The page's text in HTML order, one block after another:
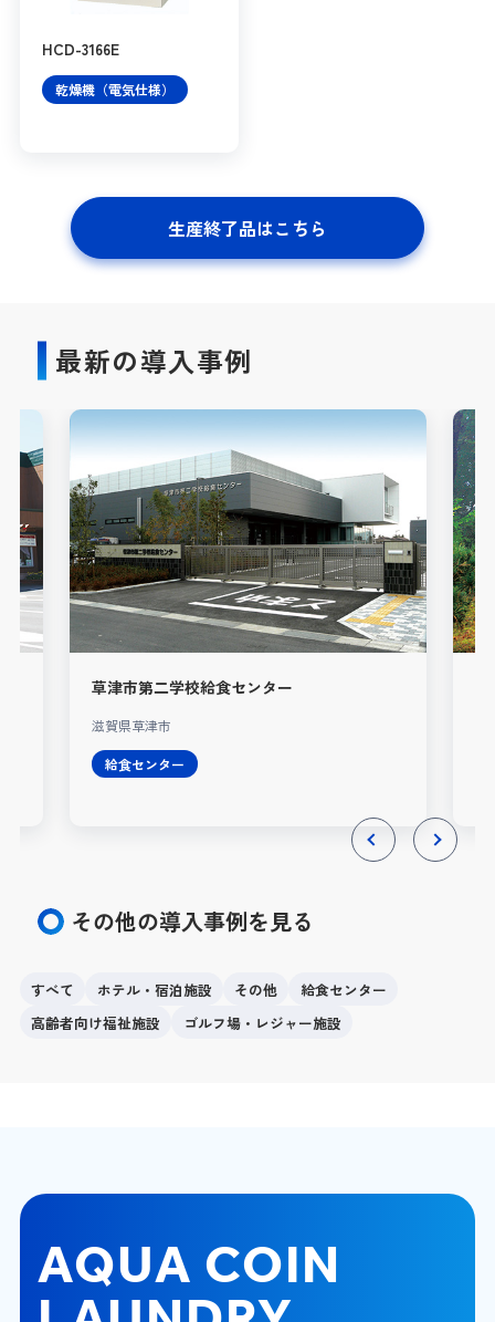
HCD-3166E
乾燥機（電気仕様）
生産終了品はこちら
最新の導入事例
草津市第二学校給食センター
滋賀県草津市
給食センター
その他の導入事例を見る
すべて ホテル・宿泊施設 その他
給食センター
高齢者向け福祉施設
ゴルフ場・レジャー施設
AQUA COIN